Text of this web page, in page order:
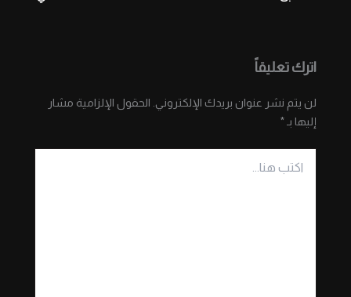
اترك تعليقاً
لن يتم نشر عنوان بريدك الإلكتروني. الحقول الإلزامية مشار
إليها بـ*
هنا...